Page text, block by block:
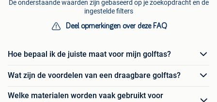
De onderstaande waarden zijn gebaseerd op je zoekopdracht en de
ingestelde filters
Deel opmerkingen over deze FAQ
Hoe bepaal ik de juiste maat voor mijn golftas?
Wat zijn de voordelen van een draagbare golftas?
Welke materialen worden vaak gebruikt voor